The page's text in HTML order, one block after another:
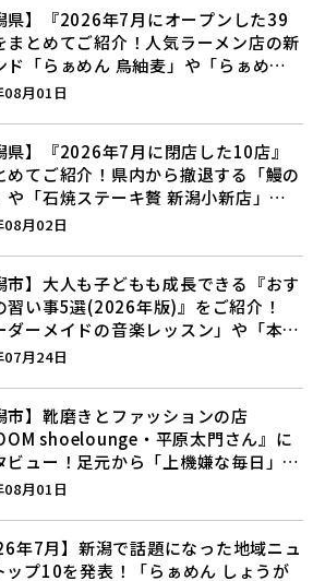
県】『2026年7月にオープンした39
まとめてご紹介！人気ラーメン店の新
ド「らぁめん 鳥紬麦」や「らぁめん
がの空」など盛りだくさん♪
月01日
県】『2026年7月に閉店した10店』
めてご紹介！県内から撤退する「鰻の
や「石焼ステーキ贅 新潟小新店」が
幕…。
月02日
市】大人も子どもも成長できる『おす
習い事5選(2026年版)』をご紹介！
ダーメイドの音楽レッスン」や「本格
ボクシング」で新しい自分を見つけよ
月24日
市】靴磨きとファッションの店
shoelounge・平原太門さん』に
ビュー！足元から「上機嫌な毎日」を
装いの提案とは？
月01日
年7月】新潟で話題になった地域ニュ
ップ10を発表！「らぁめん しょうが